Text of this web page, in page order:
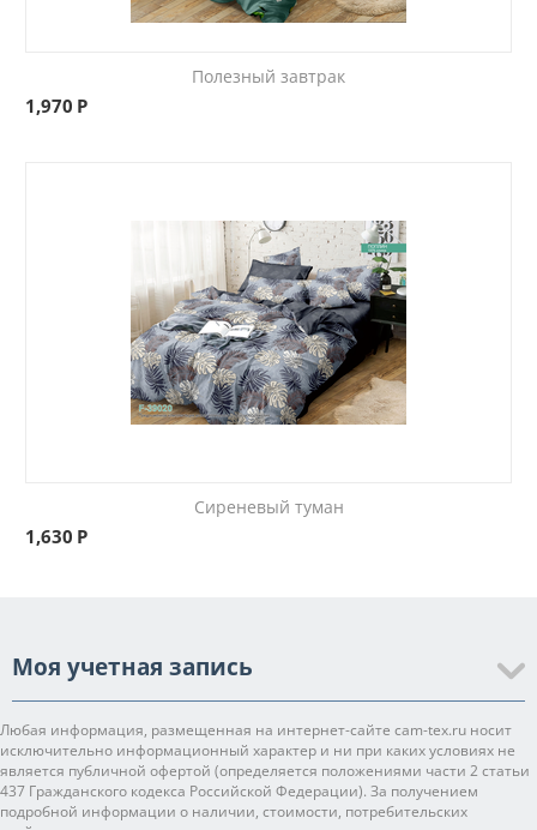
Полезный завтрак
1,970 Р
Сиреневый туман
1,630 Р
Моя учетная запись
Любая информация, размещенная на интернет-сайте cam-tex.ru носит
исключительно информационный характер и ни при каких условиях не
является публичной офертой (определяется положениями части 2 статьи
437 Гражданского кодекса Российской Федерации). За получением
подробной информации о наличии, стоимости, потребительских